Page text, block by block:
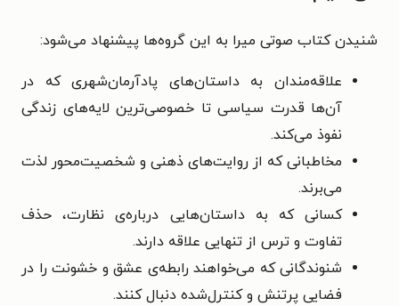
شنیدن کتاب صوتی میرا به این گروه‌ها پیشنهاد می‌شود:
علاقه‌مندان به داستان‌های پادآرمان‌شهری که در
آن‌ها قدرت سیاسی تا خصوصی‌ترین لایه‌های زندگی
نفوذ می‌کند.
مخاطبانی که از روایت‌های ذهنی و شخصیت‌محور لذت
می‌برند.
کسانی که به داستان‌هایی درباره‌ی نظارت، حذف
تفاوت و ترس از تنهایی علاقه دارند.
شنوندگانی که می‌خواهند رابطه‌ی عشق و خشونت را در
فضایی پرتنش و کنترل‌شده دنبال کنند.